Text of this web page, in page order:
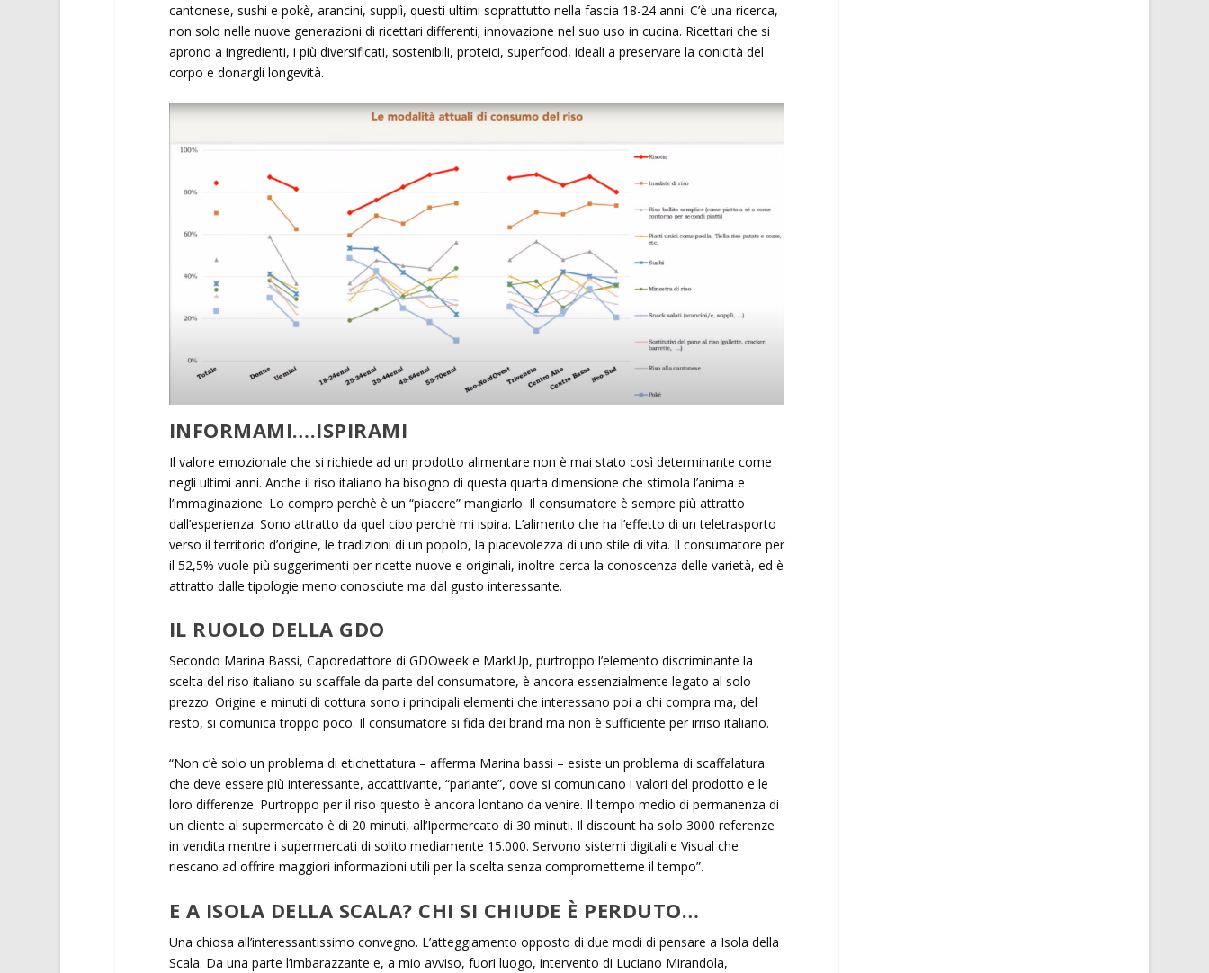
cantonese, sushi e pokè, arancini, supplì, questi ultimi soprattutto nella fascia 18-24 anni. C’è una ricerca,
non solo nelle nuove generazioni di ricettari differenti; innovazione nel suo uso in cucina. Ricettari che si
aprono a ingredienti, i più diversificati, sostenibili, proteici, superfood, ideali a preservare la conicità del
corpo e donargli longevità.
INFORMAMI….ISPIRAMI
Il valore emozionale che si richiede ad un prodotto alimentare non è mai stato così determinante come
negli ultimi anni. Anche il riso italiano ha bisogno di questa quarta dimensione che stimola l’anima e
l’immaginazione. Lo compro perchè è un “piacere” mangiarlo. Il consumatore è sempre più attratto
dall’esperienza. Sono attratto da quel cibo perchè mi ispira. L’alimento che ha l’effetto di un teletrasporto
verso il territorio d’origine, le tradizioni di un popolo, la piacevolezza di uno stile di vita. Il consumatore per
il 52,5% vuole più suggerimenti per ricette nuove e originali, inoltre cerca la conoscenza delle varietà, ed è
attratto dalle tipologie meno conosciute ma dal gusto interessante.
IL RUOLO DELLA GDO
Secondo Marina Bassi, Caporedattore di GDOweek e MarkUp, purtroppo l’elemento discriminante la
scelta del riso italiano su scaffale da parte del consumatore, è ancora essenzialmente legato al solo
prezzo. Origine e minuti di cottura sono i principali elementi che interessano poi a chi compra ma, del
resto, si comunica troppo poco. Il consumatore si fida dei brand ma non è sufficiente per irriso italiano.
“Non c’è solo un problema di etichettatura – afferma Marina bassi – esiste un problema di scaffalatura
che deve essere più interessante, accattivante, “parlante”, dove si comunicano i valori del prodotto e le
loro differenze. Purtroppo per il riso questo è ancora lontano da venire. Il tempo medio di permanenza di
un cliente al supermercato è di 20 minuti, all’Ipermercato di 30 minuti. Il discount ha solo 3000 referenze
in vendita mentre i supermercati di solito mediamente 15.000. Servono sistemi digitali e Visual che
riescano ad offrire maggiori informazioni utili per la scelta senza comprometterne il tempo”.
E A ISOLA DELLA SCALA? CHI SI CHIUDE È PERDUTO…
Una chiosa all’interessantissimo convegno. L’atteggiamento opposto di due modi di pensare a Isola della
Scala. Da una parte l’imbarazzante e, a mio avviso, fuori luogo, intervento di Luciano Mirandola,